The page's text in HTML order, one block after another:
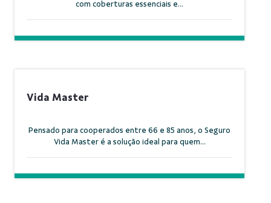
com coberturas essenciais e...
Vida Master
Pensado para cooperados entre 66 e 85 anos, o Seguro
Vida Master é a solução ideal para quem...